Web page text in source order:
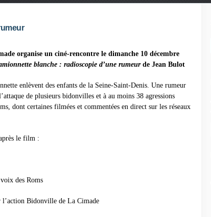
organise un ciné-rencontre le dimanche 10 décembre
blanche : radioscopie d’une rumeurde Jean Bulot
enlèvent des enfants de la Seine-Saint-Denis. Une rumeur
de plusieurs bidonvilles et à au moins 38 agressions
dont certaines filmées et commentées en direct sur les réseaux
le film :
des Roms
Bidonville de La Cimade